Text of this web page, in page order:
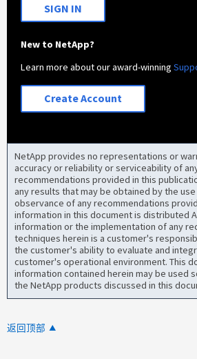
SIGN IN
New to NetApp?
Learn more about our award-winning
Create Account
NetApp provides no representations or
accuracy or reliability or serviceability of
recommendations provided in this
any results that may be obtained by the
observance of any recommendations
information in this document is distributed
information or the implementation of any
techniques herein is a customer's
the customer's ability to evaluate and
customer's operational environment. This
information contained herein may be used
the NetApp products discussed in this
返回顶部